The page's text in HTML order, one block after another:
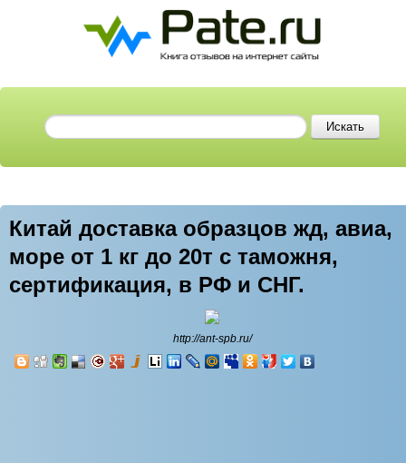
Китай доставка образцов жд, авиа,
море от 1 кг до 20т с таможня,
сертификация, в РФ и СНГ.
http://ant-spb.ru/